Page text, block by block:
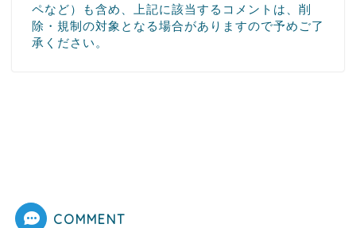
ペなど）も含め、上記に該当するコメントは、削
除・規制の対象となる場合がありますので予めご了
承ください。
COMMENT